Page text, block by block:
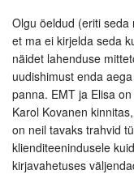
Olgu öeldud (eriti
et ma ei kirjelda seda
näidet lahenduse
uudishimust enda
panna. EMT ja Elisa
Karol Kovanen
on neil tavaks trahvid
klienditeenindusele
kirjavahetuses